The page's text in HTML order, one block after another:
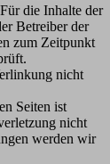
die Inhalte der
Betreiber der
zum Zeitpunkt
nicht
Seiten ist
nicht
werden wir